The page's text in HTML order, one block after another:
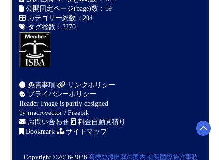
公開固定ページ(page)数：59
カテゴリー総数：204
タグ総数：2270
免責事項
リンクポリシー
プライバシーポリシー
Header Image is partly designed
by macrovector / Freepik
お問い合わせ
料金自動見積り
Bookmark
サイトマップ
Copyright ©2016-2026 商標登録出願の案内 有明国際特許事務